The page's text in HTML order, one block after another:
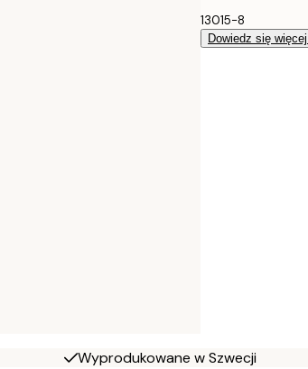
13015-8
Dowiedz się
Wyprodukowane w Szwecji